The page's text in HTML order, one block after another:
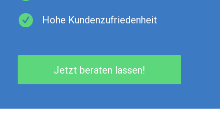
Hohe Kundenzufriedenheit
Jetzt beraten lassen!